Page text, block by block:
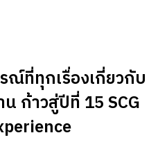
ที่ทุกเรื่องเกี่ยวกับ
น ก้าวสู่ปีที่ 15 SCG